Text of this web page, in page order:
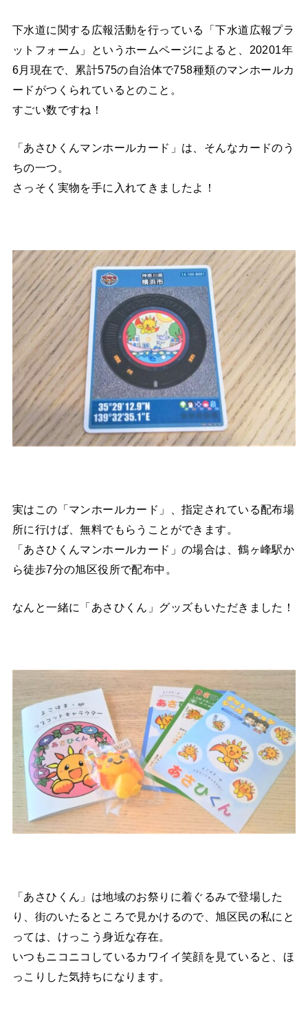
下水道に関する広報活動を行っている「下水道広報プラ
ットフォーム」というホームページによると、20201年
6月現在で、累計575の自治体で758種類のマンホールカ
ードがつくられているとのこと。
すごい数ですね！
「あさひくんマンホールカード」は、そんなカードのう
ちの一つ。
さっそく実物を手に入れてきましたよ！
実はこの「マンホールカード」、指定されている配布場
所に行けば、無料でもらうことができます。
「あさひくんマンホールカード」の場合は、鶴ヶ峰駅か
ら徒歩7分の旭区役所で配布中。
なんと一緒に「あさひくん」グッズもいただきました！
「あさひくん」は地域のお祭りに着ぐるみで登場した
り、街のいたるところで見かけるので、旭区民の私にと
っては、けっこう身近な存在。
いつもニコニコしているカワイイ笑顔を見ていると、ほ
っこりした気持ちになります。